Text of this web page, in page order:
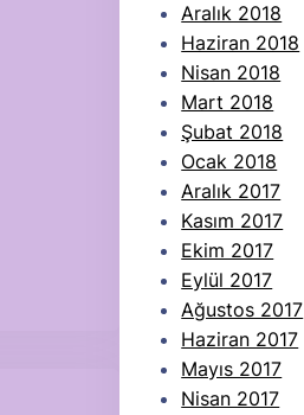
Aralık 2018
Haziran 2018
Nisan 2018
Mart 2018
Şubat 2018
Ocak 2018
Aralık 2017
Kasım 2017
Ekim 2017
Eylül 2017
Ağustos 2017
Haziran 2017
Mayıs 2017
Nisan 2017